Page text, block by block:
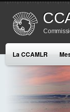
La CCAMLR